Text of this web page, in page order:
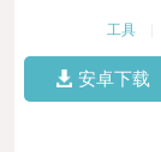
工具
安卓下载